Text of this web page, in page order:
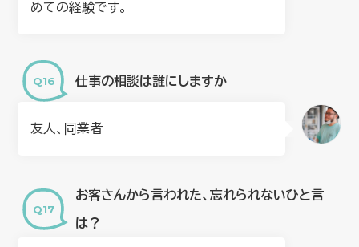
めての経験です。
仕事の相談は誰にしますか
友人、同業者
お客さんから言われた、忘れられないひと言
は？